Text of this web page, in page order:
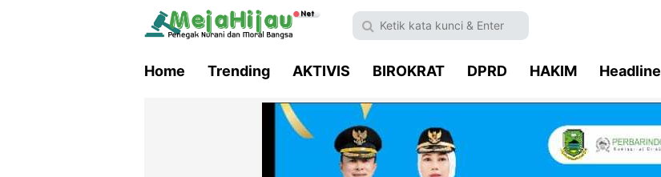
Home Trending AKTIVIS BIROKRAT DPRD HAKIM Headline